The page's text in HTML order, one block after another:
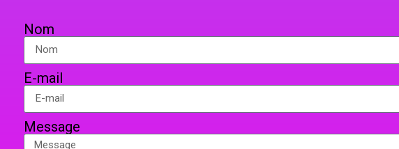
Nom
E-mail
Message